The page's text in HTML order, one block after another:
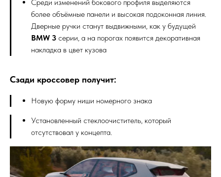
Среди изменений бокового профиля выделяются
более объёмные панели и высокая подоконная линия.
Дверные ручки станут выдвижными, как у будущей
BMW 3 серии, а на порогах появится декоративная
накладка в цвет кузова
Сзади кроссовер получит:
Новую форму ниши номерного знака
Установленный стеклоочиститель, который
отсутствовал у концепта.